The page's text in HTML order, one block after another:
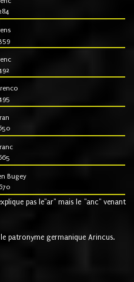
Bugey
pas le"ar" mais le "anc" venant
le patronyme germanique Arincus.